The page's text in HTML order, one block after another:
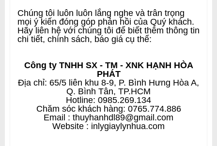
Chúng tôi luôn luôn lắng nghe và trân trọng
mọi ý kiến đóng góp phản hồi của Quý khách.
Hãy liên hệ với chúng tôi để biết thêm thông tin
chi tiết, chính sách, báo giá cụ thể:
Công ty TNHH SX - TM - XNK HẠNH HÒA
PHÁT
Địa chỉ: 65/5 liên khu 8-9, P. Bình Hưng Hòa A,
Q. Bình Tân, TP.HCM
Hotline: 0985.269.134
Chăm sóc khách hàng: 0765.774.886
Email : thuyhanhdl89@gmail.com
Website : inlygiaylynhua.com